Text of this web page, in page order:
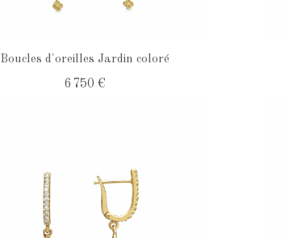
Boucles d'oreilles Jardin coloré
6 750 €